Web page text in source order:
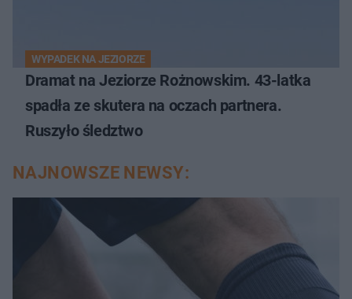
WYPADEK NA JEZIORZE
Dramat na Jeziorze Rożnowskim. 43-latka
spadła ze skutera na oczach partnera.
Ruszyło śledztwo
NAJNOWSZE NEWSY: